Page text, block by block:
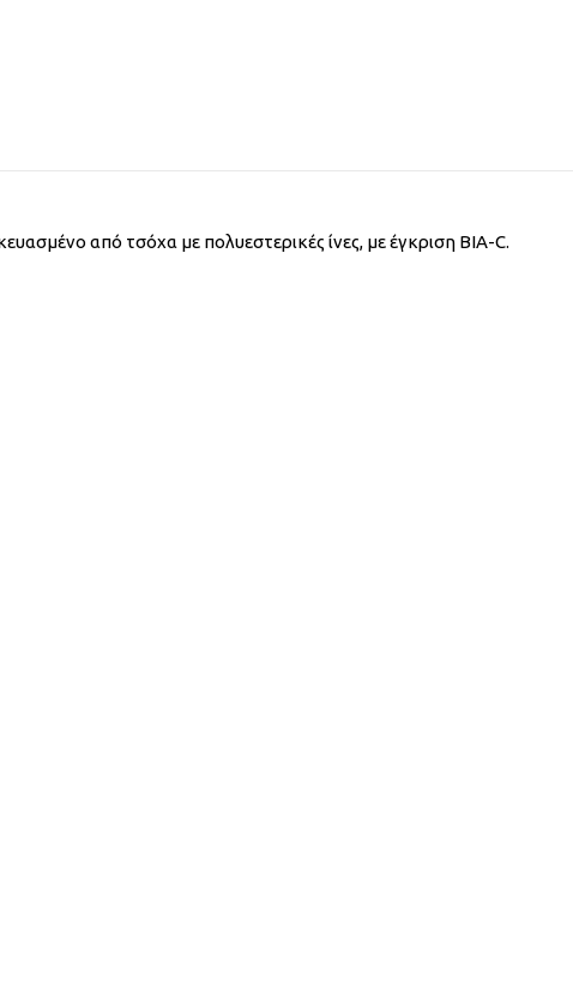
από τσόχα με πολυεστερικές ίνες, με έγκριση BIA-C.